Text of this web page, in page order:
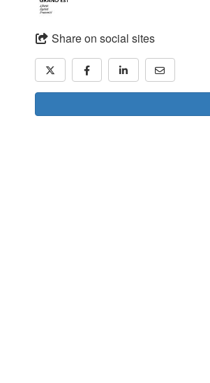
Share on social sites